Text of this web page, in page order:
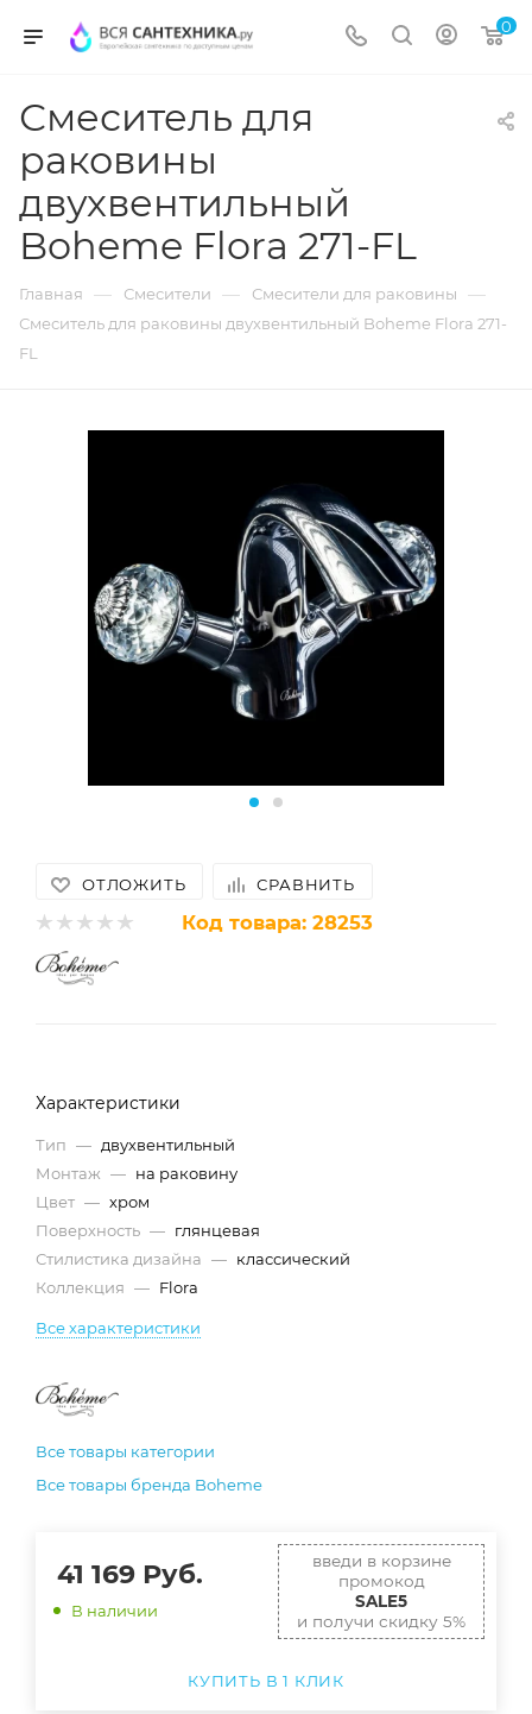
0
Смеситель для
раковины
двухвентильный
Boheme Flora 271-FL
Главная — Смесители — Смесители для раковины —
Смеситель для раковины двухвентильный Boheme Flora 271-
FL
ОТЛОЖИТЬ СРАВНИТЬ
Код товара: 28253
Характеристики
Тип — двухвентильный
Монтаж — на раковину
Цвет — хром
Поверхность — глянцевая
Стилистика дизайна — классический
Коллекция — Flora
Все характеристики
Все товары категории
Все товары бренда Boheme
41 169 Руб.
В наличии
введи в корзине
промокод
SALE5
и получи скидку 5%
КУПИТЬ В 1 КЛИК